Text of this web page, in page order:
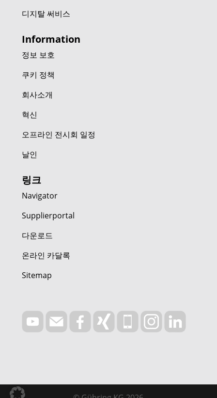
디지탈 써비스
Information
정보 보호
쿠키 정책
회사소개
혁신
오프라인 전시회 일정
날인
링크
Navigator
Supplierportal
다운로드
온라인 카달록
Sitemap